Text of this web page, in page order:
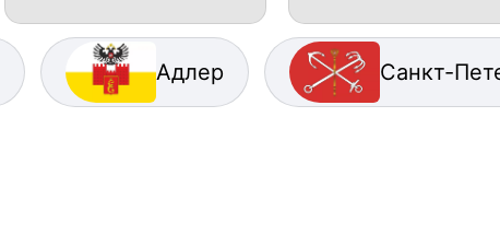
Адлер Санкт-